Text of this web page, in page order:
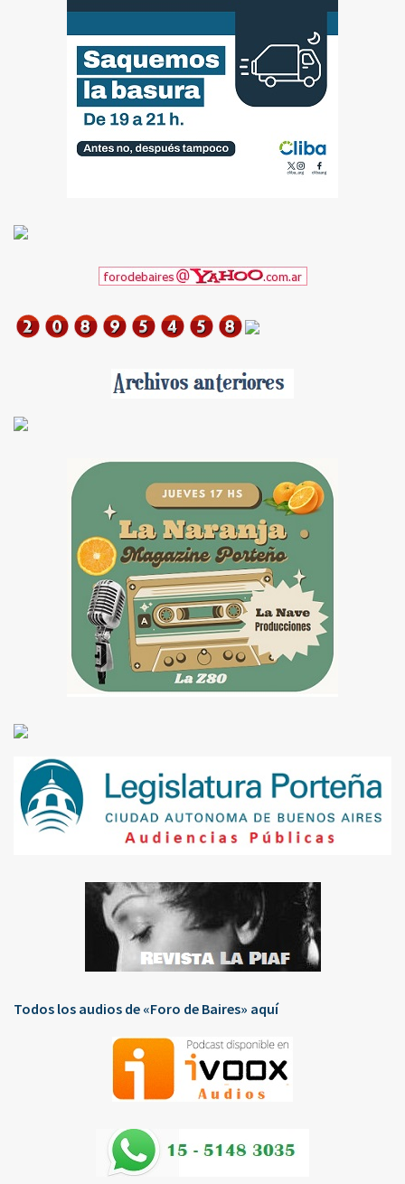
Todos los audios de «Foro de Baires» aquí